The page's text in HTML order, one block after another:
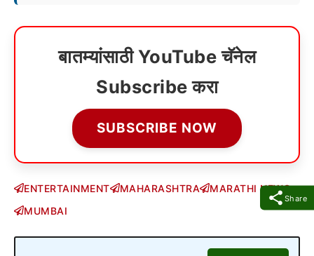
Share
बातम्यांसाठी YouTube चॅनेल
Subscribe करा
SUBSCRIBE NOW
ENTERTAINMENT MAHARASHTRA
MARATHI NEWS
MUMBAI